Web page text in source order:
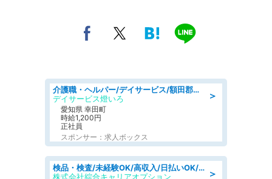
＞
介護職・ヘルパー/デイサービス/額田郡幸田町/JR東海道本線 幸田/愛知県
デイサービス燈いろ
愛知県 幸田町
時給1,200円
正社員
スポンサー：求人ボックス
＞
検品・検査/未経験OK/高収入/日払いOK/交替制/20・30・40代活躍中
株式会社綜合キャリアオプション